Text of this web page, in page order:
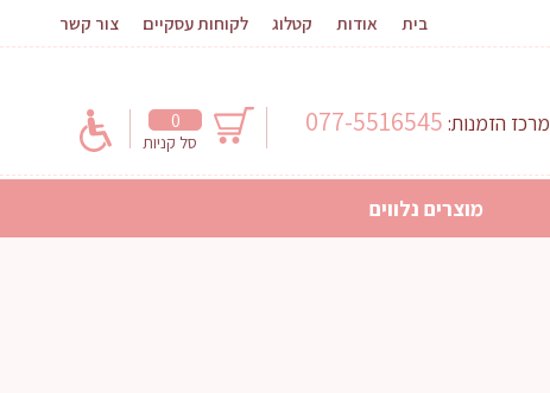
בית אודות קטלוג לקוחות עסקיים צור קשר
0
סל קניות
מרכז הזמנות:
מוצרים נלווים